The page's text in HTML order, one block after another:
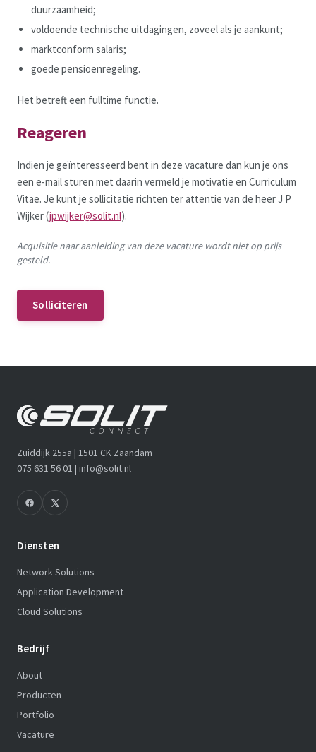
duurzaamheid;
voldoende technische uitdagingen, zoveel als je aankunt;
marktconform salaris;
goede pensioenregeling.
Het betreft een fulltime functie.
Reageren
Indien je geïnteresseerd bent in deze vacature dan kun je ons
een e-mail sturen met daarin vermeld je motivatie en Curriculum
Vitae. Je kunt je sollicitatie richten ter attentie van de heer J P
Wijker (jpwijker@solit.nl).
Acquisitie naar aanleiding van deze vacature wordt niet op prijs
gesteld.
Solliciteren
Zuiddijk 255a | 1501 CK Zaandam
075 631 56 01 | info@solit.nl
Diensten
Network Solutions
Application Development
Cloud Solutions
Bedrijf
About
Producten
Portfolio
Vacature